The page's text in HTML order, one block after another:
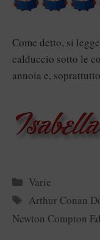
Come detto, si
calduccio sotto le
annoia e,
Categorie
Varie
Tag
Arthur Conan
Newton Compton